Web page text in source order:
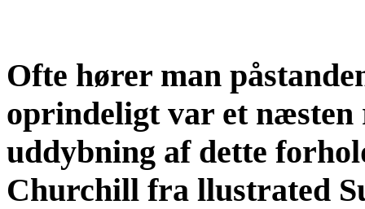
Ofte hører man
oprindeligt var et
uddybning af dette
Churchill fra llustrated